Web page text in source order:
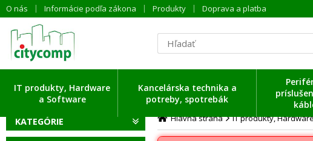
O nás Informácie podľa zákona Produkty Doprava a platba
IT produkty, Hardware
a Software
Kancelárska technika a
potreby, spotrebák
KATEGÓRIE Hlavná strana IT produkty,